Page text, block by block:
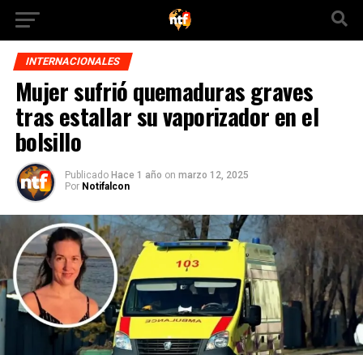
INTERNACIONALES
Mujer sufrió quemaduras graves
tras estallar su vaporizador en el
bolsillo
Publicado Hace 1 año on marzo 12, 2025
Por Notifalcon